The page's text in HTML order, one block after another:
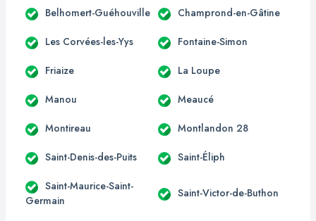
Belhomert-Guéhouville Champrond-en-Gâtine
Les Corvées-les-Yys Fontaine-Simon
Friaize La Loupe
Manou Meaucé
Montireau Montlandon 28
Saint-Denis-des-Puits Saint-Éliph
Saint-Maurice-Saint-
Germain
Saint-Victor-de-Buthon